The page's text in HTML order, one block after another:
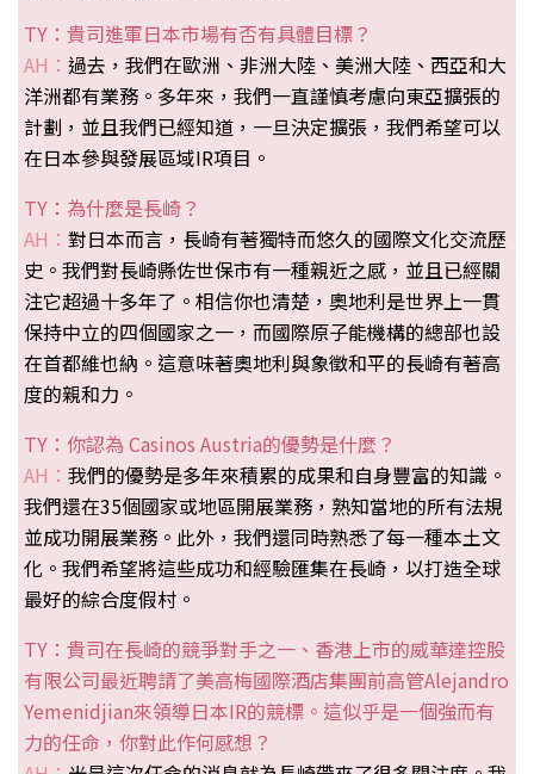
TY：貴司進軍日本市場有否有具體目標？
AH： 過去，我們在歐洲、非洲大陸、美洲大陸、西亞和大
洋洲都有業務。多年來，我們一直謹慎考慮向東亞擴張的
計劃，並且我們已經知道，一旦決定擴張，我們希望可以
在日本參與發展區域IR項目。
TY：為什麼是長崎？
AH： 對日本而言，長崎有著獨特而悠久的國際文化交流歷
史。我們對長崎縣佐世保市有一種親近之感，並且已經關
注它超過十多年了。相信你也清楚，奧地利是世界上一貫
保持中立的四個國家之一，而國際原子能機構的總部也設
在首都維也納。這意味著奧地利與象徵和平的長崎有著高
度的親和力。
TY：你認為 Casinos Austria的優勢是什麼？
AH： 我們的優勢是多年來積累的成果和自身豐富的知識。
我們還在35個國家或地區開展業務，熟知當地的所有法規
並成功開展業務。此外，我們還同時熟悉了每一種本土文
化。我們希望將這些成功和經驗匯集在長崎，以打造全球
最好的綜合度假村。
TY：貴司在長崎的競爭對手之一、香港上市的威華達控股
有限公司最近聘請了美高梅國際酒店集團前高管Alejandro
Yemenidjian來領導日本IR的競標。這似乎是一個強而有
力的任命，你對此作何感想？